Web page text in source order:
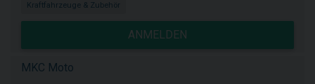
Kraftfahrzeuge & Zubehör
ANMELDEN
MKC Moto